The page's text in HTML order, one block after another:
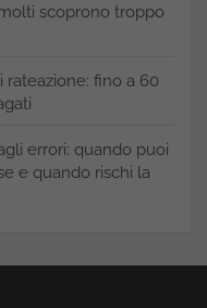
scoprono troppo
rateazione: fino a 60
errori: quando puoi
e quando rischi la